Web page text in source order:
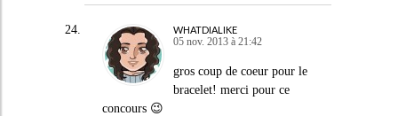
WHATDIALIKE
05 nov. 2013 à 21:42
gros coup de coeur pour le
bracelet! merci pour ce
concours 😉